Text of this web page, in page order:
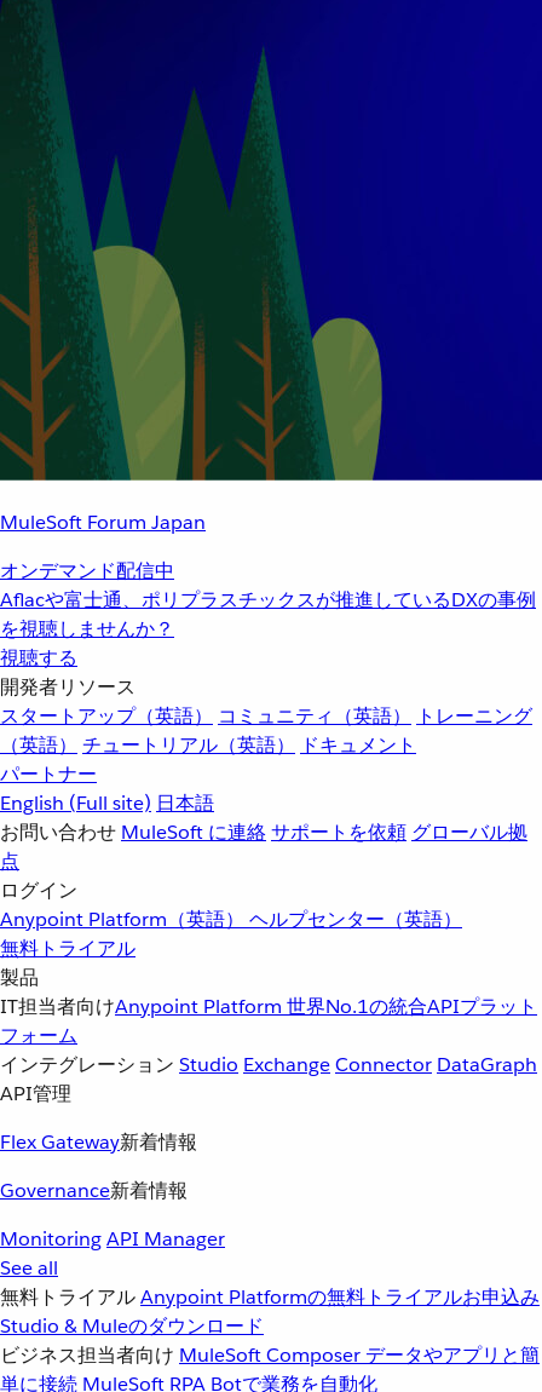
MuleSoft Forum Japan
オンデマンド配信中
Aflacや富士通、ポリプラスチックスが推進しているDXの事例
を視聴しませんか？
視聴する
開発者リソース
スタートアップ（英語）
コミュニティ（英語）
トレーニング
（英語）
チュートリアル（英語）
ドキュメント
パートナー
English (Full site) 日本語
お問い合わせ MuleSoft に連絡サポートを依頼 グローバル拠
点
ログイン
Anypoint Platform（英語） ヘルプセンター（英語）
無料トライアル
製品
IT担当者向けAnypoint Platform 世界No.1の統合APIプラット
フォーム
インテグレーション Studio ExchangeConnector DataGraph
API管理
Flex Gateway新着情報
Governance新着情報
MonitoringAPI Manager
See all
無料トライアルAnypoint Platformの無料トライアルお申込み
Studio & Muleのダウンロード
ビジネス担当者向け MuleSoft Composer データやアプリと簡
単に接続 MuleSoft RPA Botで業務を自動化